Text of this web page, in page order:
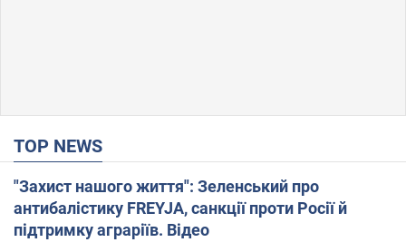
TOP NEWS
"Захист нашого життя": Зеленський про
антибалістику FREYJA, санкції проти Росії й
підтримку аграріїв. Відео